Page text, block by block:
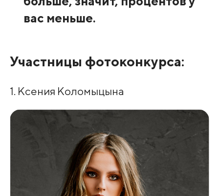
вас меньше.
Участницы фотоконкурса:
1. Ксения Коломыцына